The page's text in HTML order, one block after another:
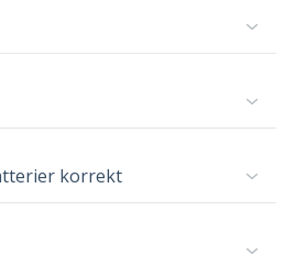
korrekt